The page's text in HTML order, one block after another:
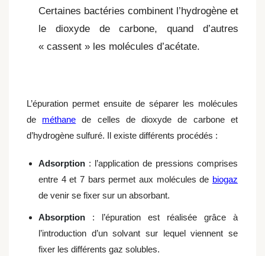
Certaines bactéries combinent l’hydrogène et
le dioxyde de carbone, quand d’autres
« cassent » les molécules d’acétate.
L’épuration permet ensuite de séparer les molécules
de méthane de celles de dioxyde de carbone et
d’hydrogène sulfuré. Il existe différents procédés :
Adsorption : l’application de pressions comprises
entre 4 et 7 bars permet aux molécules de biogaz
de venir se fixer sur un absorbant.
Absorption : l’épuration est réalisée grâce à
l’introduction d’un solvant sur lequel viennent se
fixer les différents gaz solubles.